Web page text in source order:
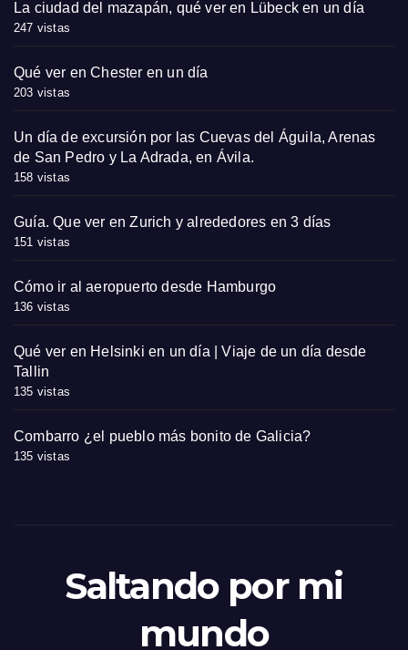
La ciudad del mazapán, qué ver en Lübeck en un día
247 vistas
Qué ver en Chester en un día
203 vistas
Un día de excursión por las Cuevas del Águila, Arenas
de San Pedro y La Adrada, en Ávila.
158 vistas
Guía. Que ver en Zurich y alrededores en 3 días
151 vistas
Cómo ir al aeropuerto desde Hamburgo
136 vistas
Qué ver en Helsinki en un día | Viaje de un día desde
Tallin
135 vistas
Combarro ¿el pueblo más bonito de Galicia?
135 vistas
Saltando por mi
mundo